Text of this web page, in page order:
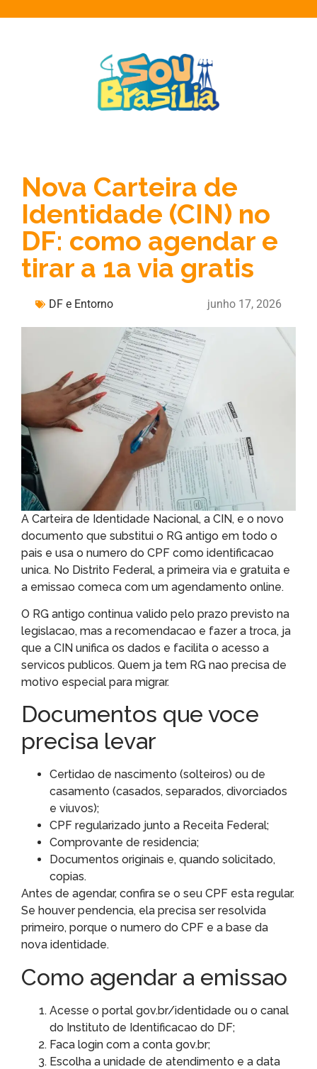
Nova Carteira de
Identidade (CIN) no
DF: como agendar e
tirar a 1a via gratis
DF e Entorno junho 17, 2026
A Carteira de Identidade Nacional, a CIN, e o novo
documento que substitui o RG antigo em todo o
pais e usa o numero do CPF como identificacao
unica. No Distrito Federal, a primeira via e gratuita e
a emissao comeca com um agendamento online.
O RG antigo continua valido pelo prazo previsto na
legislacao, mas a recomendacao e fazer a troca, ja
que a CIN unifica os dados e facilita o acesso a
servicos publicos. Quem ja tem RG nao precisa de
motivo especial para migrar.
Documentos que voce
precisa levar
Certidao de nascimento (solteiros) ou de
casamento (casados, separados, divorciados
e viuvos);
CPF regularizado junto a Receita Federal;
Comprovante de residencia;
Documentos originais e, quando solicitado,
copias.
Antes de agendar, confira se o seu CPF esta regular.
Se houver pendencia, ela precisa ser resolvida
primeiro, porque o numero do CPF e a base da
nova identidade.
Como agendar a emissao
Acesse o portal gov.br/identidade ou o canal
do Instituto de Identificacao do DF;
Faca login com a conta gov.br;
Escolha a unidade de atendimento e a data